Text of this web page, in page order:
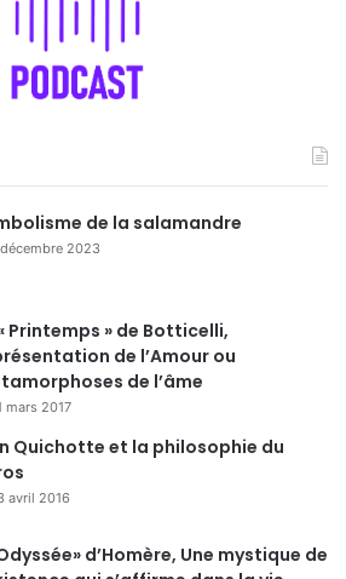
de la salamandre
2023
Printemps » de Botticelli,
de l’Amour ou
de l’âme
mars 2017
Quichotte et la philosophie du
avril 2016
d’Homère, Une mystique de